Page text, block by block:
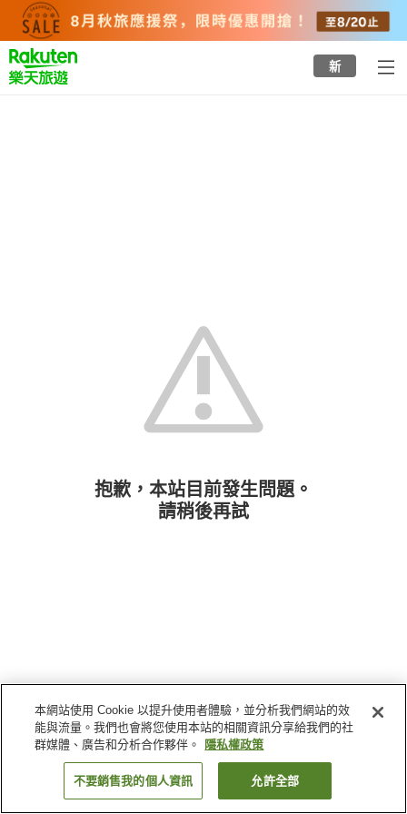
top
page
新
抱歉，本站目前發生問題。
請稍後再試
本網站使用 Cookie 以提升使用者體驗，並分析我們網站的效
能與流量。我們也會將您使用本站的相關資訊分享給我們的社
群媒體、廣告和分析合作夥伴。
隱私權政策
不要銷售我的個人資訊 允許全部